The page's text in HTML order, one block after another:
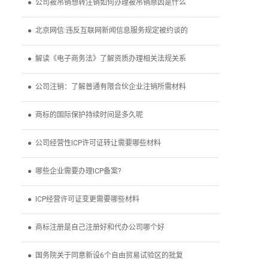
● 公司被吊销想转注销如何办理被吊销原因是什么
● 北京网信:违反互联网新闻信息服务规定被约谈的
● 解读《电子商务法》了解资质办理相关法规关系
● 公司注销：了解普通有限合伙企业注销所需材料
● 商标的国际保护持续时间是多久呢
● 公司经营性ICP许可证转让需要哪些材料
● 哪些企业需要办理ICP备案?
● ICP经营许可证变更需要哪些材料
● 商标注册是自己注册好和代办公司哪个好
● 国务院关于同意新设6个自由贸易试验区的批复